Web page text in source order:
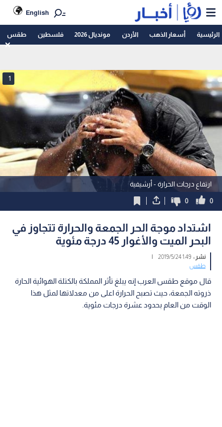
English
الرئيسية أسعار الذهب الأردن مونديال 2026 فلسطين طقس
ارتفاع درجات الحرارة - أرشيفية
1
0
0
اشتداد موجة الحر الجمعة والحرارة تتجاوز في
البحر الميت والأغوار 45 درجة مئوية
نشر :1:49 2019/5/24
|
طقس
قال موقع طقس العرب إنه يبلغ تأثر المملكة بالكتلة الهوائية الحارة
ذروته الجمعة، حيث تصبح الحرارة اعلى من معدلاتها لمثل هذا
الوقت من العام بحدود عشرة درجات مئوية.